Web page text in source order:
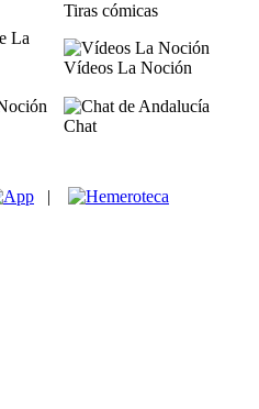
Tiras cómicas
Vídeos La Noción
Chat
|